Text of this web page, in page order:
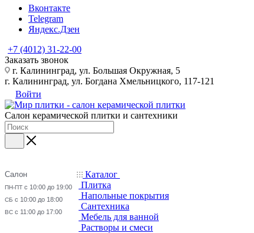
Вконтакте
Telegram
Яндекс.Дзен
+7 (4012) 31-22-00
Заказать звонок
г. Калининград, ул. Большая Окружная, 5
г. Калининград, ул. Богдана Хмельницкого, 117-121
Войти
Салон керамической плитки и сантехники
Салон
ПН-ПТ с 10:00 до 19:00
СБ с 10:00 до 18:00
ВС с 11:00 до 17:00
Каталог
Плитка
Напольные покрытия
Сантехника
Мебель для ванной
Растворы и смеси